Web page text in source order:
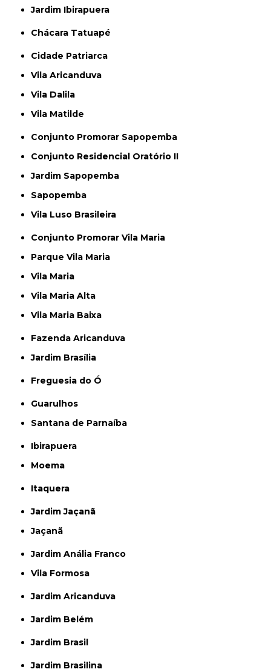
Jardim Ibirapuera
Chácara Tatuapé
Cidade Patriarca
Vila Aricanduva
Vila Dalila
Vila Matilde
Conjunto Promorar Sapopemba
Conjunto Residencial Oratório II
Jardim Sapopemba
Sapopemba
Vila Luso Brasileira
Conjunto Promorar Vila Maria
Parque Vila Maria
Vila Maria
Vila Maria Alta
Vila Maria Baixa
Fazenda Aricanduva
Jardim Brasília
Freguesia do Ó
Guarulhos
Santana de Parnaíba
Ibirapuera
Moema
Itaquera
Jardim Jaçanã
Jaçanã
Jardim Anália Franco
Vila Formosa
Jardim Aricanduva
Jardim Belém
Jardim Brasil
Jardim Brasilina